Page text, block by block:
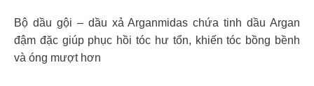
Bộ dầu gội – dầu xả Arganmidas chứa tinh dầu Argan
đậm đặc giúp phục hồi tóc hư tổn, khiến tóc bồng bềnh
và óng mượt hơn